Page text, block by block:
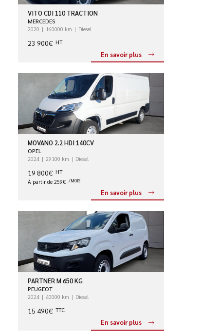
VITO CDI 110 TRACTION
MERCEDES
2020 160000 km Diesel
23 900€ HT
En savoir plus
MOVANO 2.2 HDI 140CV
OPEL
2024 29100 km Diesel
19 800€ HT
À partir de 259€ /MOIS
En savoir plus
PARTNER M 650 KG
PEUGEOT
2024 40000 km Diesel
15 490€ TTC
En savoir plus